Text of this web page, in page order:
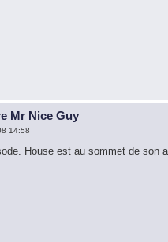
Mr Nice Guy
14:58
House est au sommet de son